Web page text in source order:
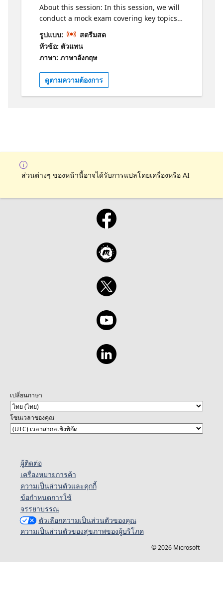
About this session: In this session, we will
conduct a mock exam covering key topics
from previous sessions, including cloud
concepts, AI introduction, computer vision,
natural language processing, knowledge
mining, and generative AI. Why should I
attend? -Review essential concepts covered
in previous episodes. -Prepare for the Azure
AI Fundamentals certification with a practice
รูปแบบ:
สตรีมสด
หัวข้อ: ตัวแทน
ภาษา: ภาษาอังกฤษ
ดูตามความต้องการ
ส่วนต่างๆ ของหน้านี้อาจได้รับการแปลโดยเครื่องหรือ AI
เปลี่ยนภาษา
โซนเวลาของคุณ
ผู้ติดต่อ
เครื่องหมายการค้า
ความเป็นส่วนตัวและคุกกี้
ข้อกำหนดการใช้
จรรยาบรรณ
ตัวเลือกความเป็นส่วนตัวของคุณ
ความเป็นส่วนตัวของสุขภาพของผู้บริโภค
© 2026 Microsoft